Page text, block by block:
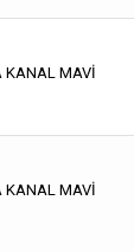
KANAL MAVİ
KANAL MAVİ